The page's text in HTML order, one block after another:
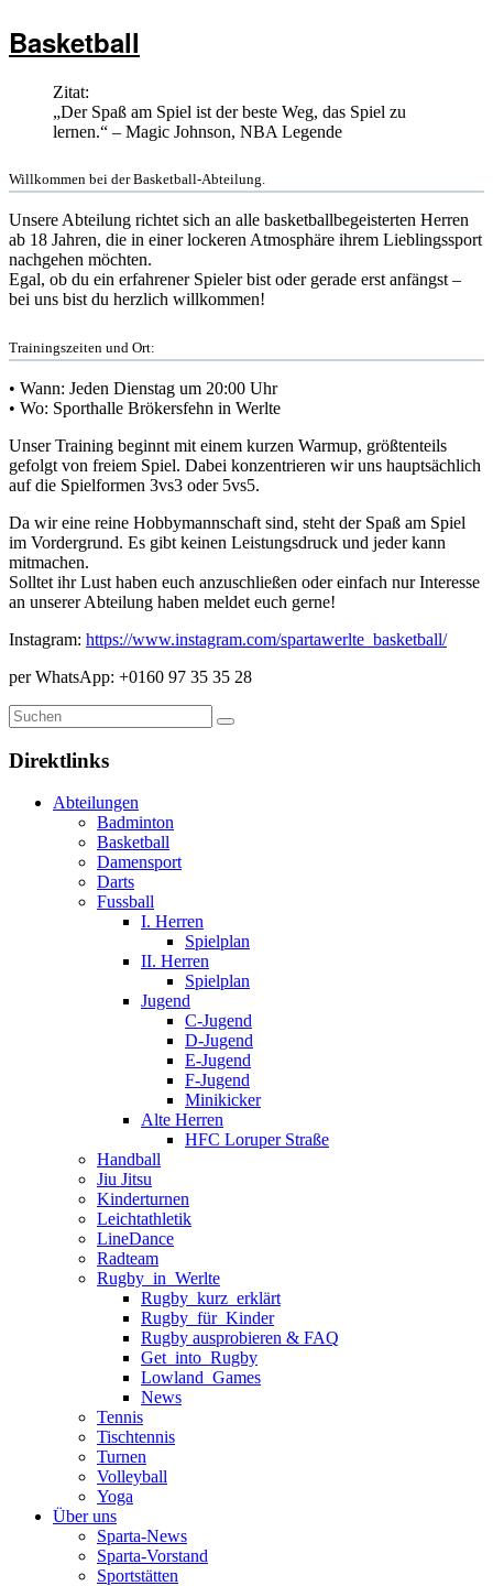
Basketball
Zitat:
„Der Spaß am Spiel ist der beste Weg, das Spiel zu
lernen.“ – Magic Johnson, NBA Legende
Willkommen bei der Basketball-Abteilung.
Unsere Abteilung richtet sich an alle basketballbegeisterten Herren
ab 18 Jahren, die in einer lockeren Atmosphäre ihrem Lieblingssport
nachgehen möchten.
Egal, ob du ein erfahrener Spieler bist oder gerade erst anfängst –
bei uns bist du herzlich willkommen!
Trainingszeiten und Ort:
• Wann: Jeden Dienstag um 20:00 Uhr
• Wo: Sporthalle Brökersfehn in Werlte
Unser Training beginnt mit einem kurzen Warmup, größtenteils
gefolgt von freiem Spiel. Dabei konzentrieren wir uns hauptsächlich
auf die Spielformen 3vs3 oder 5vs5.
Da wir eine reine Hobbymannschaft sind, steht der Spaß am Spiel
im Vordergrund. Es gibt keinen Leistungsdruck und jeder kann
mitmachen.
Solltet ihr Lust haben euch anzuschließen oder einfach nur Interesse
an unserer Abteilung haben meldet euch gerne!
Instagram: https://www.instagram.com/spartawerlte_basketball/
per WhatsApp: +0160 97 35 35 28
Direktlinks
Abteilungen
Badminton
Basketball
Damensport
Darts
Fussball
I. Herren
Spielplan
II. Herren
Spielplan
Jugend
C-Jugend
D-Jugend
E-Jugend
F-Jugend
Minikicker
Alte Herren
HFC Loruper Straße
Handball
Jiu Jitsu
Kinderturnen
Leichtathletik
LineDance
Radteam
Rugby_in_Werlte
Rugby_kurz_erklärt
Rugby_für_Kinder
Rugby ausprobieren & FAQ
Get_into_Rugby
Lowland_Games
News
Tennis
Tischtennis
Turnen
Volleyball
Yoga
Über uns
Sparta-News
Sparta-Vorstand
Sportstätten